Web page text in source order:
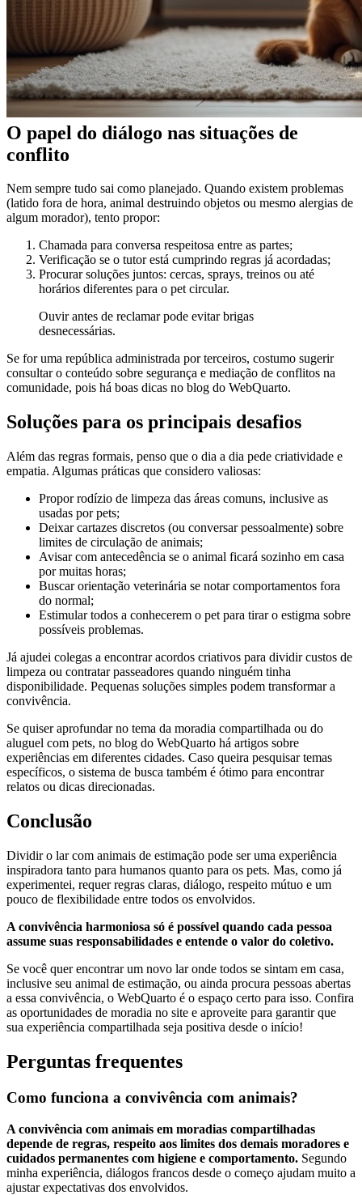
O papel do diálogo nas situações de
conflito
Nem sempre tudo sai como planejado. Quando existem problemas
(latido fora de hora, animal destruindo objetos ou mesmo alergias de
algum morador), tento propor:
Chamada para conversa respeitosa entre as partes;
Verificação se o tutor está cumprindo regras já acordadas;
Procurar soluções juntos: cercas, sprays, treinos ou até
horários diferentes para o pet circular.
Ouvir antes de reclamar pode evitar brigas
desnecessárias.
Se for uma república administrada por terceiros, costumo sugerir
consultar o conteúdo sobre segurança e mediação de conflitos na
comunidade, pois há boas dicas no blog do WebQuarto.
Soluções para os principais desafios
Além das regras formais, penso que o dia a dia pede criatividade e
empatia. Algumas práticas que considero valiosas:
Propor rodízio de limpeza das áreas comuns, inclusive as
usadas por pets;
Deixar cartazes discretos (ou conversar pessoalmente) sobre
limites de circulação de animais;
Avisar com antecedência se o animal ficará sozinho em casa
por muitas horas;
Buscar orientação veterinária se notar comportamentos fora
do normal;
Estimular todos a conhecerem o pet para tirar o estigma sobre
possíveis problemas.
Já ajudei colegas a encontrar acordos criativos para dividir custos de
limpeza ou contratar passeadores quando ninguém tinha
disponibilidade. Pequenas soluções simples podem transformar a
convivência.
Se quiser aprofundar no tema da moradia compartilhada ou do
aluguel com pets, no blog do WebQuarto há artigos sobre
experiências em diferentes cidades. Caso queira pesquisar temas
específicos, o sistema de busca também é ótimo para encontrar
relatos ou dicas direcionadas.
Conclusão
Dividir o lar com animais de estimação pode ser uma experiência
inspiradora tanto para humanos quanto para os pets. Mas, como já
experimentei, requer regras claras, diálogo, respeito mútuo e um
pouco de flexibilidade entre todos os envolvidos.
A convivência harmoniosa só é possível quando cada pessoa
assume suas responsabilidades e entende o valor do coletivo.
Se você quer encontrar um novo lar onde todos se sintam em casa,
inclusive seu animal de estimação, ou ainda procura pessoas abertas
a essa convivência, o WebQuarto é o espaço certo para isso. Confira
as oportunidades de moradia no site e aproveite para garantir que
sua experiência compartilhada seja positiva desde o início!
Perguntas frequentes
Como funciona a convivência com animais?
A convivência com animais em moradias compartilhadas
depende de regras, respeito aos limites dos demais moradores e
cuidados permanentes com higiene e comportamento. Segundo
minha experiência, diálogos francos desde o começo ajudam muito a
ajustar expectativas dos envolvidos.